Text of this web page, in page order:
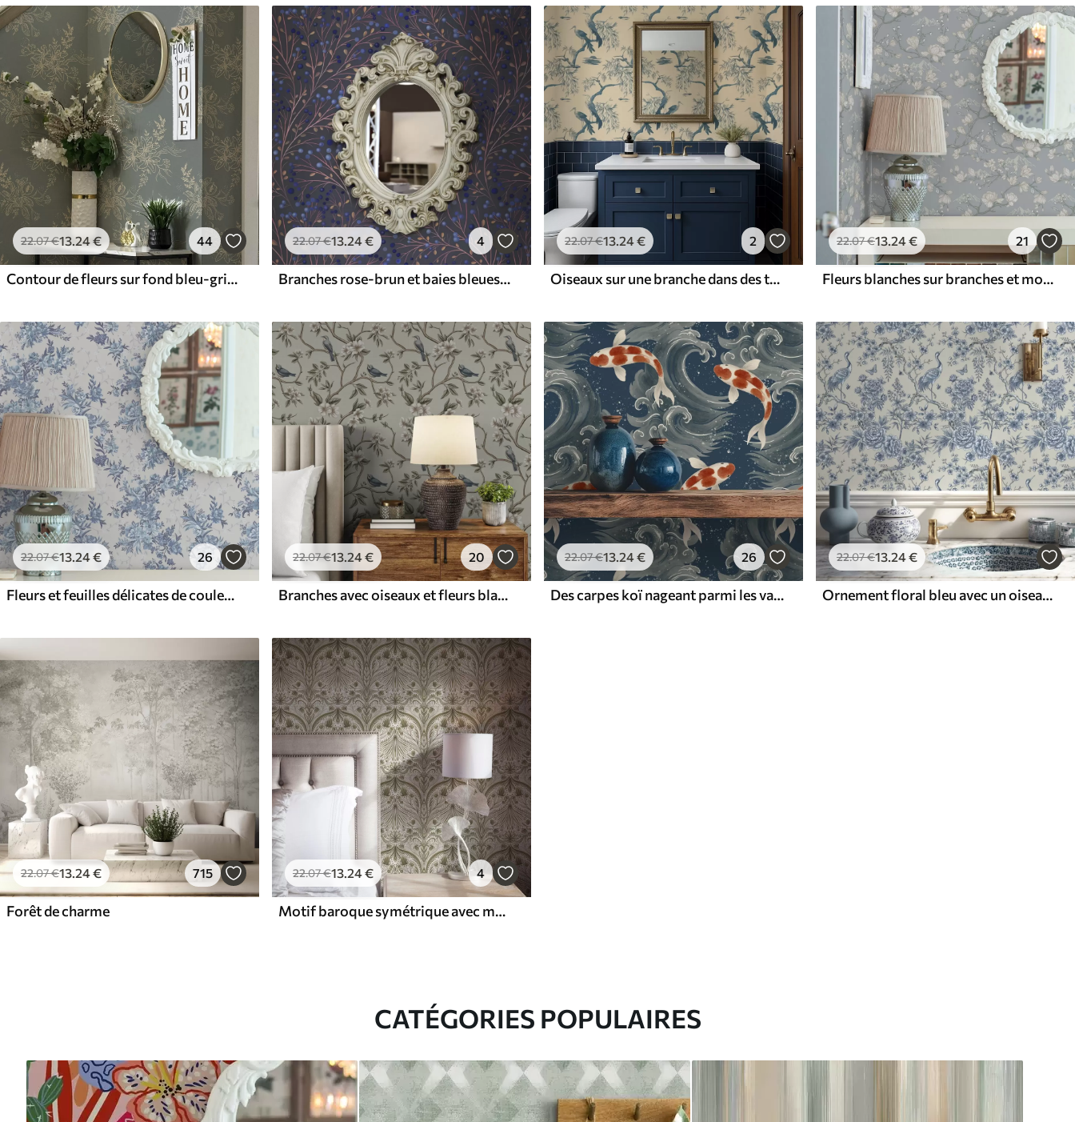
22.07€13.24€ 44
Contour de fleurs sur fond bleu-gris, élégant motif botanique
22.07€13.24€ 4
Branches rose-brun et baies bleues sur fond graphite
22.07€13.24€ 2
Oiseaux sur une branche dans des tons bleus
22.07€13.24€ 21
Fleurs blanches sur branches et montagnes sur fond bleu
22.07€13.24€ 26
Fleurs et feuilles délicates de couleur bleue sur fond clair
22.07€13.24€ 20
Branches avec oiseaux et fleurs blanches sur un fond délicat
22.07€13.24€ 26
Des carpes koï nageant parmi les vagues spectaculaires de l'océan
22.07€13.24€
Ornement floral bleu avec un oiseau et des branches
22.07€13.24€ 715
Forêt de charme
22.07€13.24€ 4
Motif baroque symétrique avec motifs floraux
CATÉGORIES POPULAIRES